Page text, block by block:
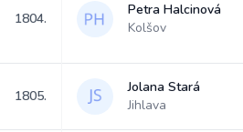
1804.
Petra Halcinová
Kolšov
1805.
Jolana Stará
Jihlava